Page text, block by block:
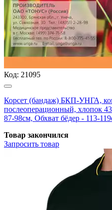
Код: 21095
Корсет (бандаж) БКП-УНГА,
послеоперационный, хлопок
87-98см, Обхват бёдер - 113-
Товар закончился
Запросить товар